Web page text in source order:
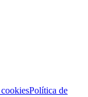
Política de